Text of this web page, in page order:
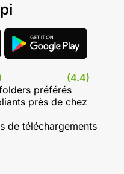
(4.4)
préférés
près de chez
de téléchargements